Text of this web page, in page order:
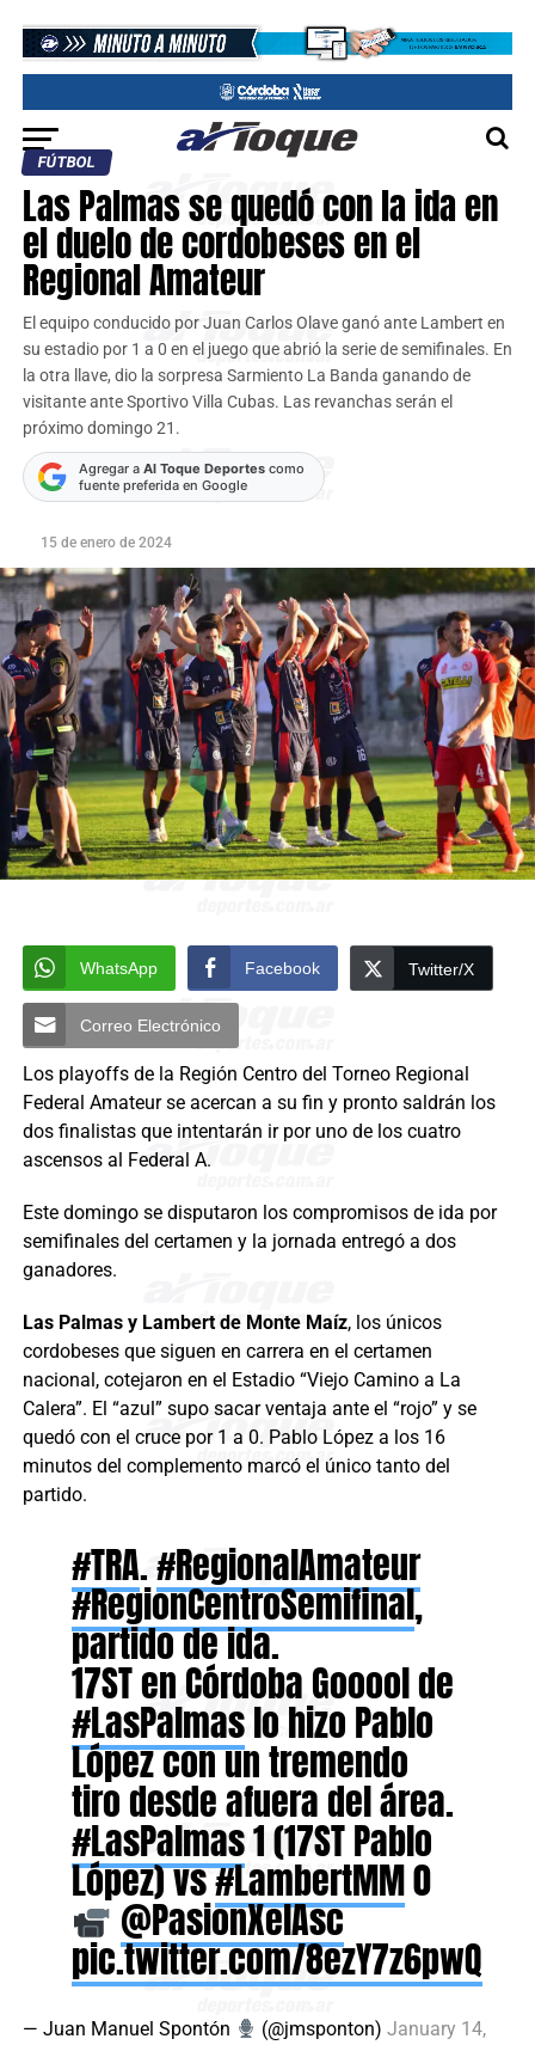
FÚTBOL
Las Palmas se quedó con la ida en
el duelo de cordobeses en el
Regional Amateur
El equipo conducido por Juan Carlos Olave ganó ante Lambert en
su estadio por 1 a 0 en el juego que abrió la serie de semifinales. En
la otra llave, dio la sorpresa Sarmiento La Banda ganando de
visitante ante Sportivo Villa Cubas. Las revanchas serán el
próximo domingo 21.
Agregar a Al Toque Deportescomo
fuente preferida en Google
15 de enero de 2024
WhatsApp Facebook Twitter/X
Correo Electrónico
Los playoffs de la Región Centro del Torneo Regional
Federal Amateur se acercan a su fin y pronto saldrán los
dos finalistas que intentarán ir por uno de los cuatro
ascensos al Federal A.
Este domingo se disputaron los compromisos de ida por
semifinales del certamen y la jornada entregó a dos
ganadores.
Las Palmas y Lambert de Monte Maíz, los únicos
cordobeses que siguen en carrera en el certamen
nacional, cotejaron en el Estadio “Viejo Camino a La
Calera”. El “azul” supo sacar ventaja ante el “rojo” y se
quedó con el cruce por 1 a 0. Pablo López a los 16
minutos del complemento marcó el único tanto del
partido.
#TRA.#RegionalAmateur
#RegionCentroSemifinal,
partido de ida.
17ST en Córdoba Gooool de
#LasPalmaslo hizo Pablo
López con un tremendo
tiro desde afuera del área.
#LasPalmas1 (17ST Pablo
López) vs#LambertMM0
@PasionXelAsc
pic.twitter.com/8ezY7z6pwQ
— Juan Manuel Spontón (@jmsponton) January 14,